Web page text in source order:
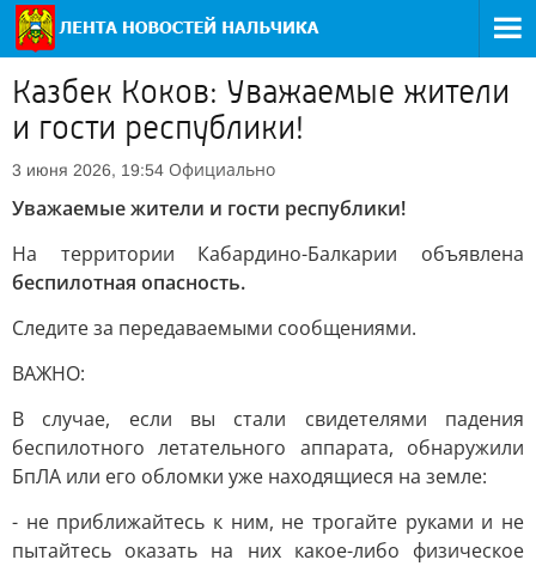
Казбек Коков: Уважаемые жители
и гости республики!
3 июня 2026, 19:54 Официально
Уважаемые жители и гости республики!
На территории Кабардино-Балкарии объявлена
беспилотная опасность.
Следите за передаваемыми сообщениями.
ВАЖНО:
В случае, если вы стали свидетелями падения
беспилотного летательного аппарата, обнаружили
БпЛА или его обломки уже находящиеся на земле:
- не приближайтесь к ним, не трогайте руками и не
пытайтесь оказать на них какое-либо физическое